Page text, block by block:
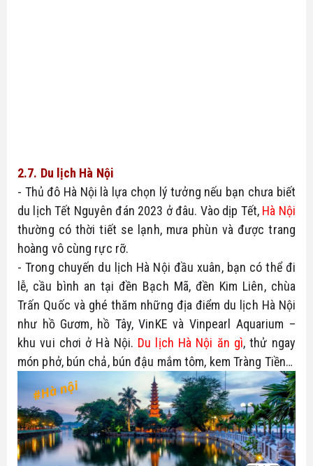
2.7. Du lịch Hà Nội
- Thủ đô Hà Nội là lựa chọn lý tưởng nếu bạn chưa biết
du lịch Tết Nguyên đán 2023 ở đâu. Vào dịp Tết, Hà Nội
thường có thời tiết se lạnh, mưa phùn và được trang
hoàng vô cùng rực rỡ.
- Trong chuyến du lịch Hà Nội đầu xuân, bạn có thể đi
lễ, cầu bình an tại đền Bạch Mã, đền Kim Liên, chùa
Trấn Quốc và ghé thăm những địa điểm du lịch Hà Nội
như hồ Gươm, hồ Tây, VinKE và Vinpearl Aquarium –
khu vui chơi ở Hà Nội. Du lịch Hà Nội ăn gì, thử ngay
món phở, bún chả, bún đậu mắm tôm, kem Tràng Tiền…